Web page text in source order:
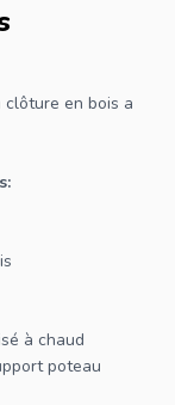
clôture en bois a
à chaud
poteau